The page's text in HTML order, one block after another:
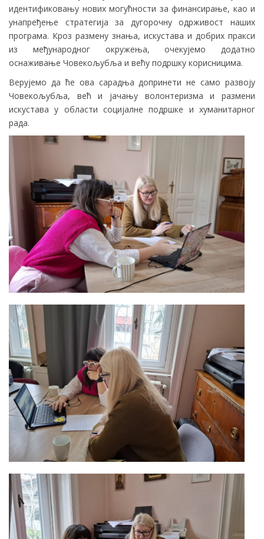
идентификовању нових могућности за финансирање, као и
унапређење стратегија за дугорочну одрживост наших
програма. Кроз размену знања, искустава и добрих пракси
из међународног окружења, очекујемо додатно
оснаживање Човекољубља и већу подршку корисницима.
Верујемо да ће ова сарадња допринети не само развоју
Човекољубља, већ и јачању волонтеризма и размени
искустава у области социјалне подршке и хуманитарног
рада.